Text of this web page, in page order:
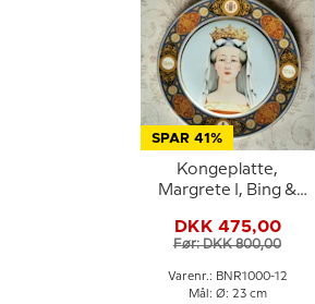
SPAR 41%
Kongeplatte,
Margrete I, Bing &
DKK 475,00
Før: DKK 800,00
Varenr.: BNR1000-12
Mål: Ø: 23 cm